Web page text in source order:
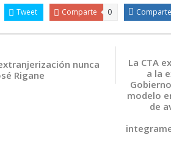
Tweet Comparte 0 Comparte
nunca
Rigane
La CTA
a la
modelo
de